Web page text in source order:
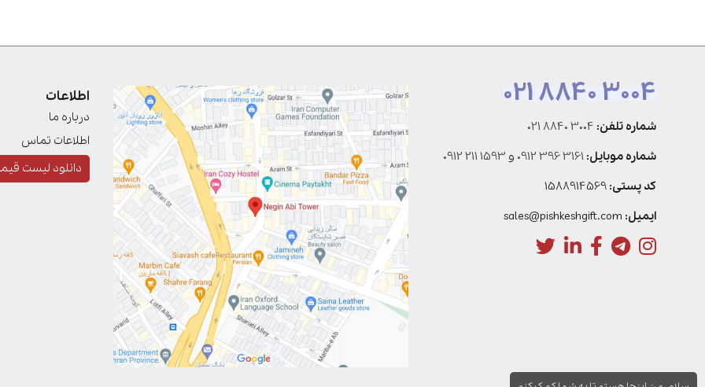
اطلاعات
درباره ما
اطلاعات تماس
دانلود لیست
021 8840 3004
شماره تلفن: 021 8840 3004
شماره موبایل: 0912 396 3161 و 0912 211 1593
کد پستی:
ایمیل: